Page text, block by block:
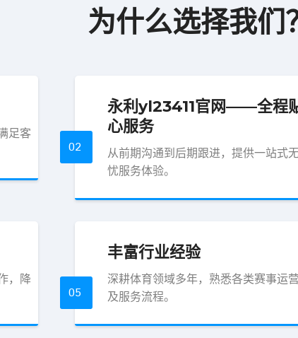
为什么选择我们
足客
02
永利yl23411官网——全程
心服务
从前期沟通到后期跟进，提供一站式
忧服务体验。
，降
05
丰富行业经验
深耕体育领域多年，熟悉各类赛事运营
及服务流程。